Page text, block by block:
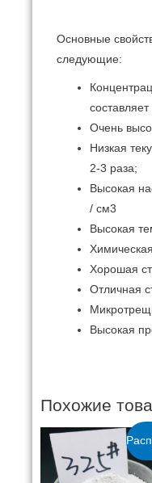
Основные
следующие:
Очень
Низкая
2-3 раза;
Высокая
/ см3
Высокая
Хорошая
Отличная
Высокая
Похожие